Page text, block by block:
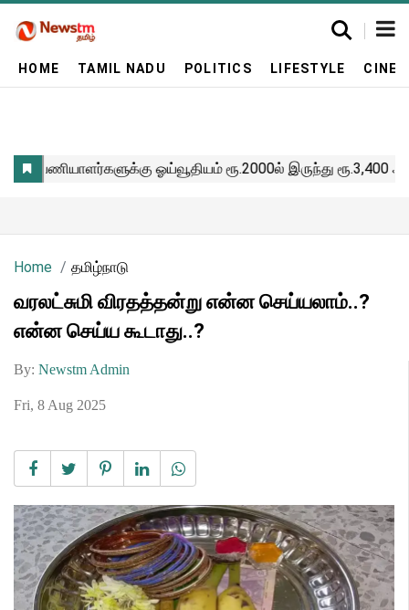
HOME TAMIL NADU POLITICS LIFESTYLE
Home தமிழ்நாடு
வரலட்சுமி விரதத்தன்று என்ன செய்யலாம்..?
என்ன செய்ய கூடாது..?
By: Newstm Admin
Fri, 8 Aug 2025